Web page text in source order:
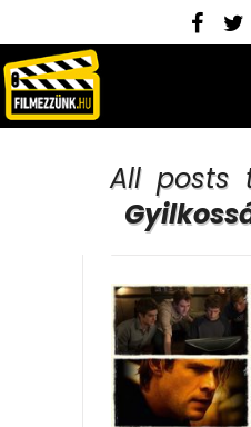
All posts